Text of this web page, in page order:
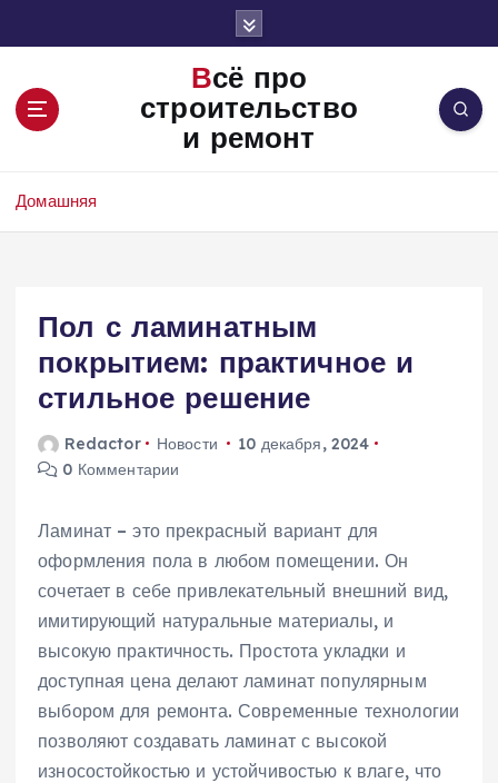
Всё про
строительство
и ремонт
Домашняя
Пол с ламинатным
покрытием: практичное и
стильное решение
Redactor Новости
10 декабря, 2024
0 Комментарии
Ламинат – это прекрасный вариант для
оформления пола в любом помещении. Он
сочетает в себе привлекательный внешний вид,
имитирующий натуральные материалы, и
высокую практичность. Простота укладки и
доступная цена делают ламинат популярным
выбором для ремонта. Современные технологии
позволяют создавать ламинат с высокой
износостойкостью и устойчивостью к влаге, что